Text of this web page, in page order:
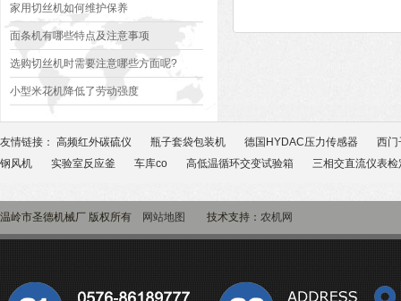
家用切丝机如何维护保养
面条机有哪些特点及注意事项
选购切丝机时需要注意哪些方面呢?
小型米花机降低了劳动强度
友情链接： 高频红外碳硫仪 瓶子套袋包装机 德国HYDAC压力传感器
西门
钢风机
实验室反应釜 车库co 高低温循环交变试验箱 三相交直流仪表检
温岭市圣德机械厂 版权所有 网站地图 技术支持： 农机网